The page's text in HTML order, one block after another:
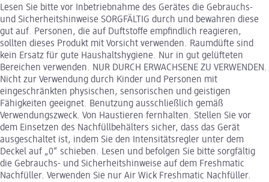
Lesen Sie bitte vor Inbetriebnahme des Gerätes die Gebrauchs-
und Sicherheitshinweise SORGFÄLTIG durch und bewahren diese
gut auf. Personen, die auf Duftstoffe empfindlich reagieren,
sollten dieses Produkt mit Vorsicht verwenden. Raumdüfte sind
kein Ersatz für gute Haushaltshygiene. Nur in gut gelüfteten
Bereichen verwenden. NUR DURCH ERWACHSENE ZU VERWENDEN.
Nicht zur Verwendung durch Kinder und Personen mit
eingeschränkten physischen, sensorischen und geistigen
Fähigkeiten geeignet. Benutzung ausschließlich gemäß
Verwendungszweck. Von Haustieren fernhalten. Stellen Sie vor
dem Einsetzen des Nachfüllbehälters sicher, dass das Gerät
ausgeschaltet ist, indem Sie den Intensitätsregler unter dem
Deckel auf „0“ schieben. Lesen und befolgen Sie bitte sorgfältig
die Gebrauchs- und Sicherheitshinweise auf dem Freshmatic
Nachfüller. Verwenden Sie nur Air Wick Freshmatic Nachfüller.